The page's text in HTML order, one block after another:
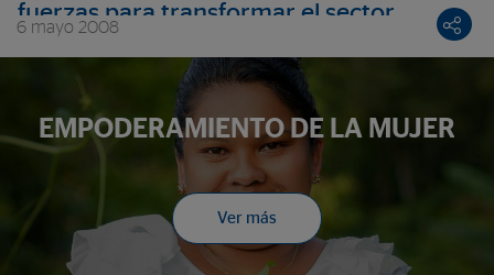
fuerzas para transformar el sector
microfinanciero en Latinoamérica
6 mayo 2008
EMPODERAMIENTO DE LA MUJER
Ver más